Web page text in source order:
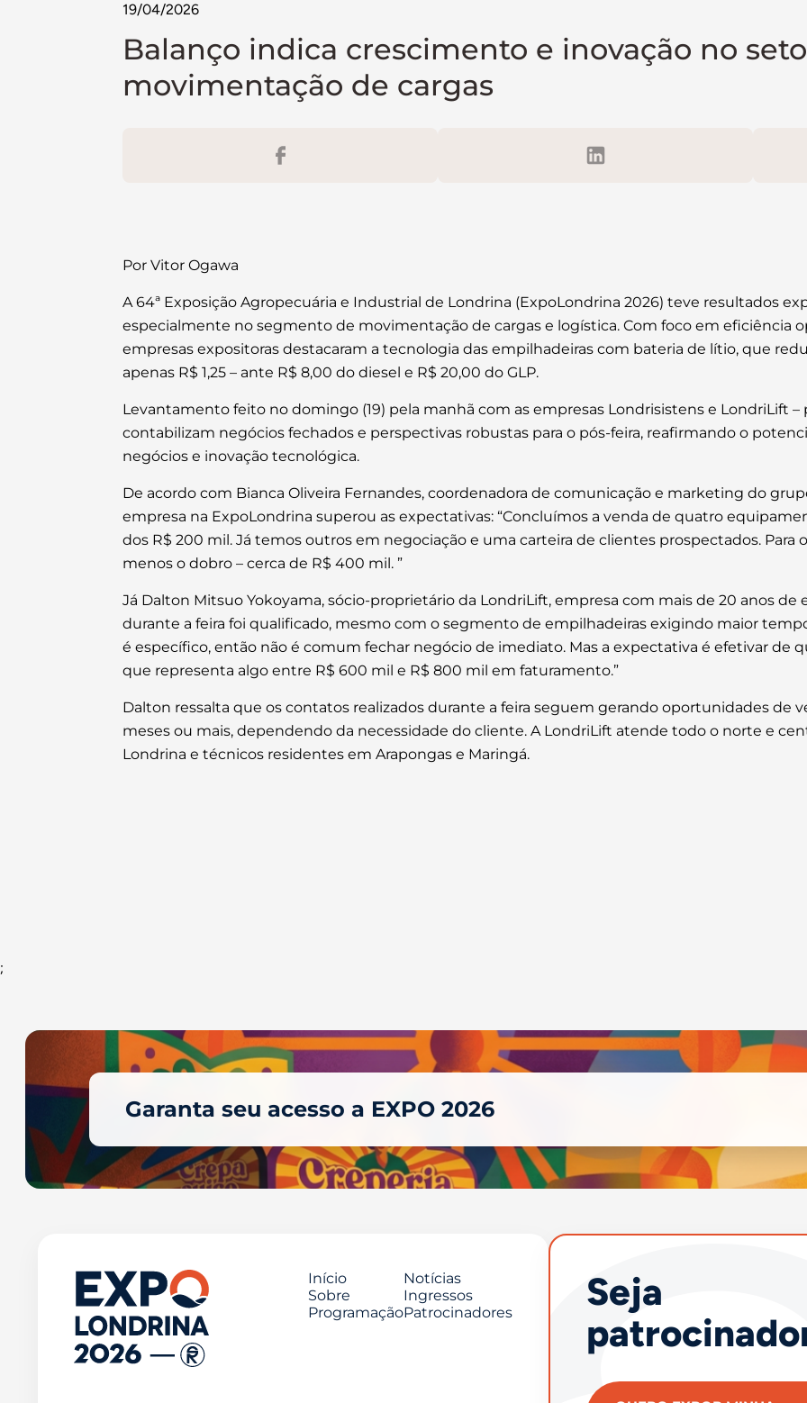
19/04/2026
Balanço indica crescimento e inovação no
movimentação de cargas
Por Vitor Ogawa
A 64ª Exposição Agropecuária e Industrial de Londrina (ExpoLondrina 2026) teve resultados
especialmente no segmento de movimentação de cargas e logística. Com foco em eficiência
empresas expositoras destacaram a tecnologia das empilhadeiras com bateria de lítio, que
apenas R$ 1,25 – ante R$ 8,00 do diesel e R$ 20,00 do GLP.
Levantamento feito no domingo (19) pela manhã com as empresas Londrisistens e LondriLift –
contabilizam negócios fechados e perspectivas robustas para o pós-feira, reafirmando o
negócios e inovação tecnológica.
De acordo com Bianca Oliveira Fernandes, coordenadora de comunicação e marketing do
empresa na ExpoLondrina superou as expectativas: “Concluímos a venda de quatro
dos R$ 200 mil. Já temos outros em negociação e uma carteira de clientes prospectados. Para
menos o dobro – cerca de R$ 400 mil. ”
Já Dalton Mitsuo Yokoyama, sócio-proprietário da LondriLift, empresa com mais de 20 anos
durante a feira foi qualificado, mesmo com o segmento de empilhadeiras exigindo maior
é específico, então não é comum fechar negócio de imediato. Mas a expectativa é efetivar de
que representa algo entre R$ 600 mil e R$ 800 mil em faturamento.”
Dalton ressalta que os contatos realizados durante a feira seguem gerando oportunidades de
meses ou mais, dependendo da necessidade do cliente. A LondriLift atende todo o norte e
Londrina e técnicos residentes em Arapongas e Maringá.
;
Garanta seu acesso a EXPO 2026
Início
Sobre
Programação
Notícias
Ingressos
Patrocinadores
Seja